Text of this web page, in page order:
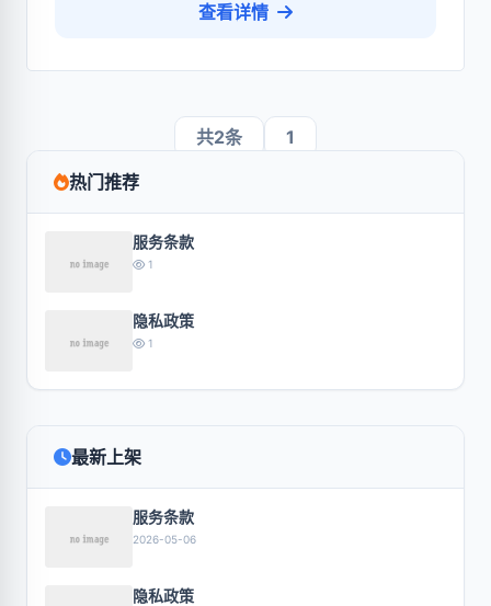
查看详情
共2条 1
热门推荐
服务条款
1
隐私政策
1
最新上架
服务条款
2026-05-06
隐私政策